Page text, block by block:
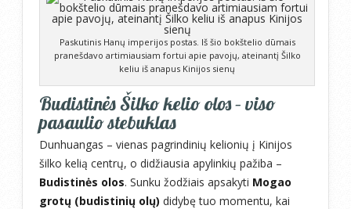
Paskutinis Hanų imperijos postas. Iš šio bokštelio dūmais
pranešdavo artimiausiam fortui apie pavojų, ateinantį Šilko
keliu iš anapus Kinijos sienų
Budistinės Šilko kelio olos – viso
pasaulio stebuklas
Dunhuangas – vienas pagrindinių kelionių į Kinijos
šilko kelią centrų, o didžiausia apylinkių pažiba –
Budistinės olos. Sunku žodžiais apsakyti Mogao
grotų (budistinių olų) didybę tuo momentu, kai